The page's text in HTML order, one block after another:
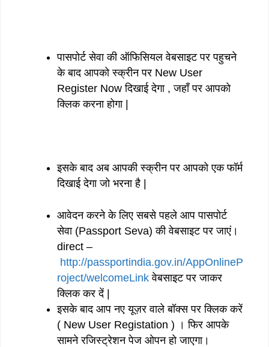
पासपोर्ट सेवा की ऑफिसियल वेबसाइट पर पहुचने
के बाद आपको स्क्रीन पर New User
Register Now दिखाई देगा , जहाँ पर आपको
क्लिक करना होगा |
इसके बाद अब आपकी स्क्रीन पर आपको एक फॉर्म
दिखाई देगा जो भरना है |
आवेदन करने के लिए सबसे पहले आप पासपोर्ट
सेवा (Passport Seva) की वेबसाइट पर जाएं।
direct –
http://passportindia.gov.in/AppOnlineP
roject/welcomeLink वेबसाइट पर जाकर
क्लिक कर दें |
इसके बाद आप नए यूज़र वाले बॉक्स पर क्लिक करें
( New User Registation ) । फिर आपके
सामने रजिस्ट्रेशन पेज ओपन हो जाएगा।